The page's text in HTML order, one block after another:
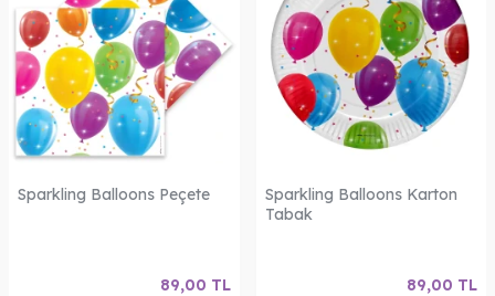
Sparkling Balloons Peçete
89,00 TL
Sparkling Balloons Karton
Tabak
89,00 TL